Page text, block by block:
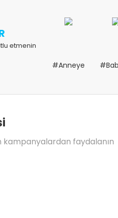
etmenin
#Anneye
faydalanın